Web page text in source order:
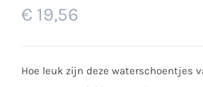
€ 19,56
Hoe leuk zijn deze waterschoentjes